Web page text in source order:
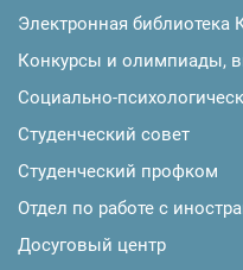
Электронная
Конкурсы и олимпиады,
Социально-
Студенческий совет
Студенческий профком
Отдел по работе с
Досуговый центр